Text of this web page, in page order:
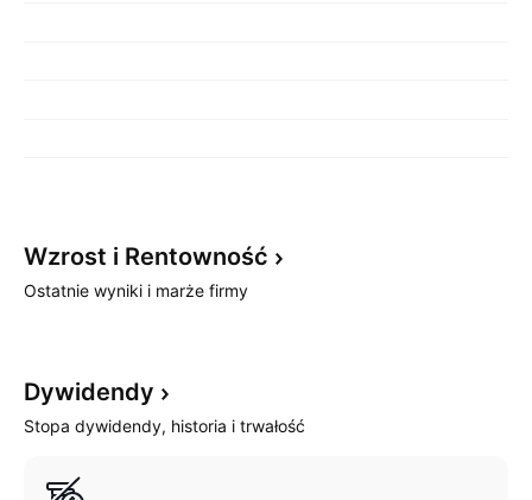
Wzrost i Rentowność
Ostatnie wyniki i marże firmy
Dywidendy
Stopa dywidendy, historia i trwałość